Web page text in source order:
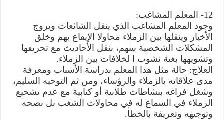
12- المعلم المشاغب:
وجود المعلم المشاغب الذي ينقل الشائعات ويروج
الأخبار وينقلها بين الزملاء محاولا الإيقاع بهم وخلق
المشكلات الشخصية بينهم، بنقل الأحاديث مع تحريفها
وتشويهها بغية نشوب ا لخلافات بين الزملاء.
العلاج: حالة مثل هذا المعلم بدراسة الأسباب ومعرفة
مدى علاقاته بالزملاء والرؤساء، ومن ثم التوجيه السليم،
وشغل فراغه بنشاطات طلابية أو كتابية مع عدم تشجيع
الزملاء في السماع له في محاولات الشغب بل نصحه
وتوجيهه وتعريفة بالخطأ.